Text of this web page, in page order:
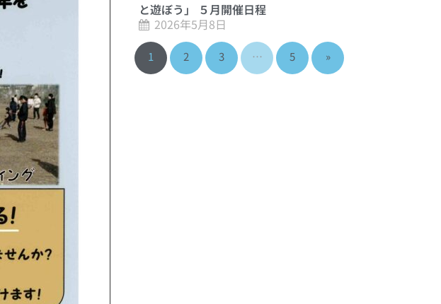
と遊ぼう」 ５月開催日程
2026年5月8日
1 2 3 … 5 »